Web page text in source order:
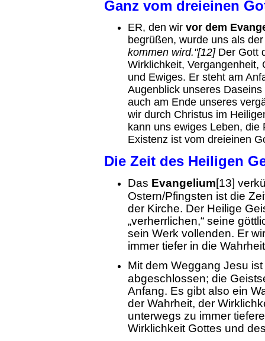
Ganz vom dreieinen
ER, den wir vor dem
begrüßen, wurde uns als
kommen wird."[12] Der Gott
Wirklichkeit, Vergangenheit,
und Ewiges. Er steht am
Augenblick unseres
auch am Ende unseres
wir durch Christus im
kann uns ewiges Leben,
Existenz ist vom dreieinen
Die Zeit des Heiligen
Das Evangelium[13]
Ostern/Pfingsten ist die
der Kirche. Der Heilige
„verherrlichen,“ seine
sein Werk vollenden. Er
immer tiefer in die
Mit dem Weggang Jesu
abgeschlossen; die
Anfang. Es gibt also ein
der Wahrheit, der
unterwegs zu immer
Wirklichkeit Gottes und